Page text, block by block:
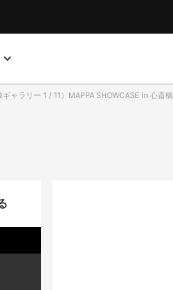
ギャラリー 1 / 11）MAPPA SHOWCASE in 心斎橋